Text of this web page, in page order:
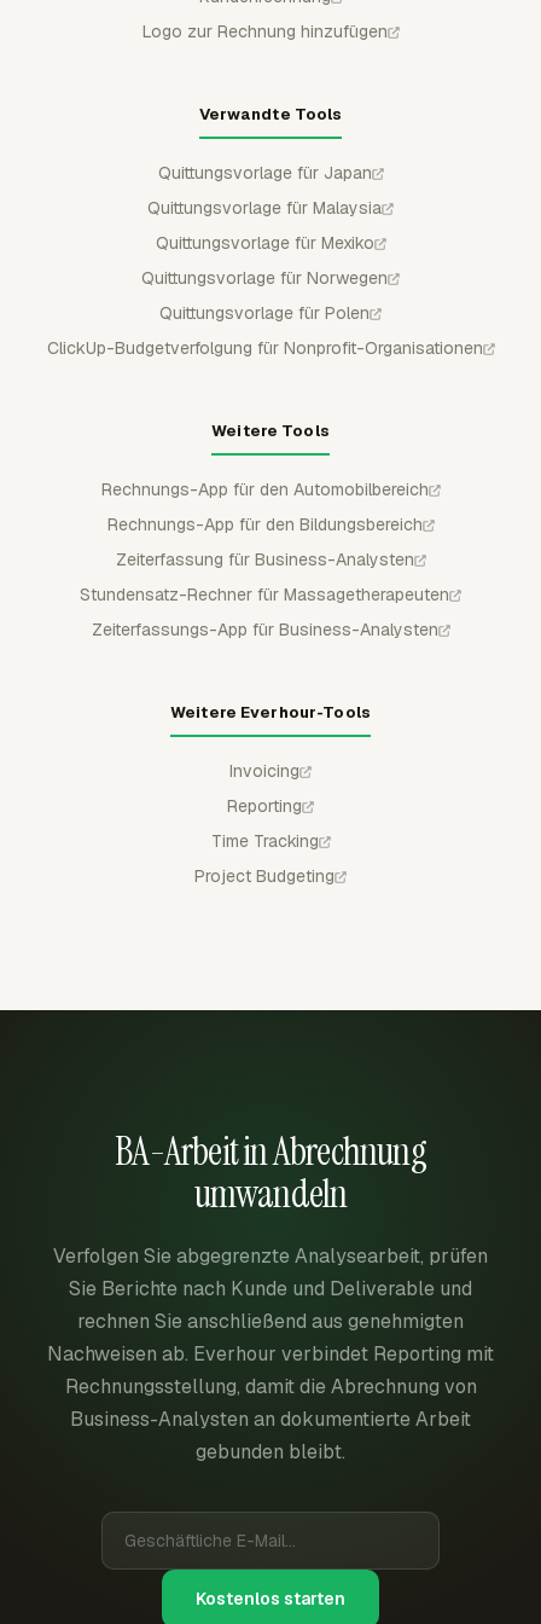
Logo zur Rechnung hinzufügen
Verwandte Tools
Quittungsvorlage für Japan
Quittungsvorlage für Malaysia
Quittungsvorlage für Mexiko
Quittungsvorlage für Norwegen
Quittungsvorlage für Polen
ClickUp-Budgetverfolgung für Nonprofit-Organisationen
Weitere Tools
Rechnungs-App für den Automobilbereich
Rechnungs-App für den Bildungsbereich
Zeiterfassung für Business-Analysten
Stundensatz-Rechner für Massagetherapeuten
Zeiterfassungs-App für Business-Analysten
Weitere Everhour-Tools
Invoicing
Reporting
Time Tracking
Project Budgeting
BA-Arbeit in Abrechnung
umwandeln
Verfolgen Sie abgegrenzte Analysearbeit, prüfen
Sie Berichte nach Kunde und Deliverable und
rechnen Sie anschließend aus genehmigten
Nachweisen ab. Everhour verbindet Reporting mit
Rechnungsstellung, damit die Abrechnung von
Business-Analysten an dokumentierte Arbeit
gebunden bleibt.
Kostenlos starten